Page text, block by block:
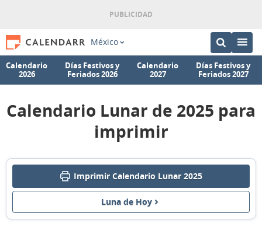
México
Calendario
2026
Días Festivos y
Feriados 2026
Calendario
2027
Días Festivos y
Feriados 2027
Calendario Lunar de 2025 para
imprimir
Imprimir Calendario Lunar 2025
Luna de Hoy